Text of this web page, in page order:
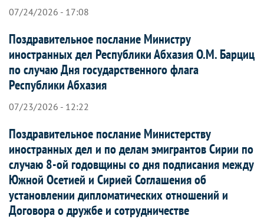
07/24/2026 - 17:08
Поздравительное послание Министру
иностранных дел Республики Абхазия О.М. Барциц
по случаю Дня государственного флага
Республики Абхазия
07/23/2026 - 12:22
Поздравительное послание Министерству
иностранных дел и по делам эмигрантов Сирии по
случаю 8-ой годовщины со дня подписания между
Южной Осетией и Сирией Соглашения об
установлении дипломатических отношений и
Договора о дружбе и сотрудничестве